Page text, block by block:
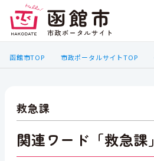
函館市TOP 市政ポータルサイトTOP
救急課
関連ワード「救急